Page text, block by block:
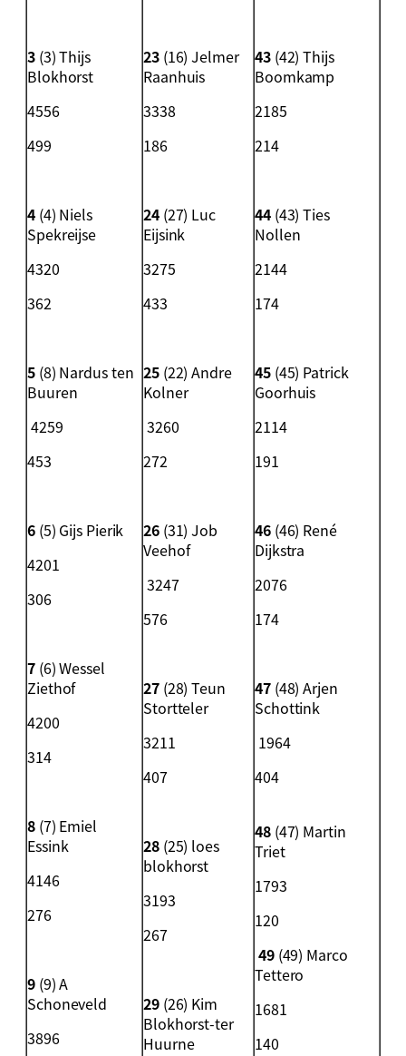
3(3) Thijs
Blokhorst
4556
499
4(4) Niels
Spekreijse
4320
362
5(8) Nardus ten
Buuren
4259
453
6(5) Gijs Pierik
4201
306
7(6) Wessel
Ziethof
4200
314
8(7) Emiel
Essink
4146
276
9(9) A
Schoneveld
3896
23(16) Jelmer
Raanhuis
3338
186
24(27) Luc
Eijsink
3275
433
25(22) Andre
Kolner
3260
272
26(31) Job
Veehof
3247
576
27(28) Teun
Stortteler
3211
407
28(25) loes
blokhorst
3193
267
29(26) Kim
Blokhorst-ter
Huurne
43(42) Thijs
Boomkamp
2185
214
44(43) Ties
Nollen
2144
174
45(45) Patrick
Goorhuis
2114
191
46(46) René
Dijkstra
2076
174
47(48) Arjen
Schottink
1964
404
48(47) Martin
Triet
1793
120
49(49) Marco
Tettero
1681
140